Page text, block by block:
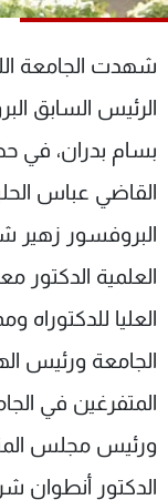
شهدت الجامعة
الرئيس السابق
بسام بدران، في
القاضي عباس
البروفسور زهير
العلمية الدكتور
العليا
الجامعة ورئيس
المتفرغين في
ورئيس مجلس
الدكتور أنطوان
شاهد البرامج
الترددات
عن MTV
الإنـتـاج